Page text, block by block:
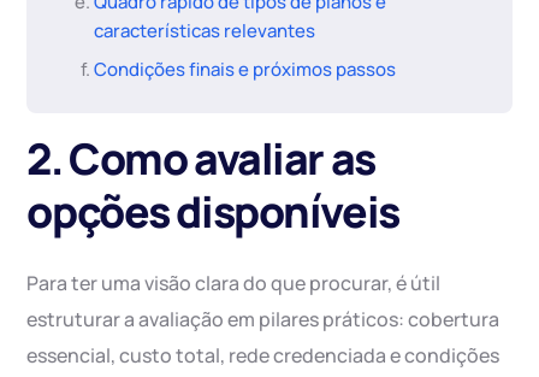
características relevantes
Condições finais e próximos passos
2. Como avaliar as
opções disponíveis
Para ter uma visão clara do que procurar, é útil
estruturar a avaliação em pilares práticos: cobertura
essencial, custo total, rede credenciada e condições